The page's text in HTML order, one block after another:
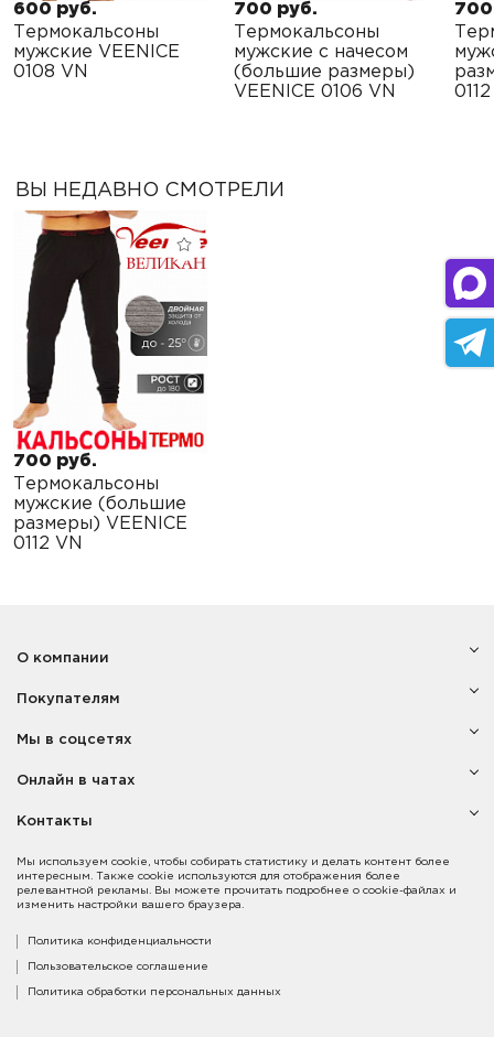
600 руб.
Термокальсоны
мужские VEENICE
0108 VN
700 руб.
Термокальсоны
мужские с начесом
(большие размеры)
VEENICE 0106 VN
700
ВЫ НЕДАВНО СМОТРЕЛИ
700 руб.
Термокальсоны
мужские (большие
размеры) VEENICE
0112 VN
Мы используем cookie, чтобы собирать статистику и делать контент более
интересным. Также cookie используются для отображения более
релевантной рекламы. Вы можете прочитать подробнее о cookie-файлах и
изменить настройки вашего браузера.
Политика конфиденциальности
Пользовательское соглашение
Политика обработки персональных данных
Покупателям
О компании
Мы в соцсетях
Онлайн в чатах
Контакты